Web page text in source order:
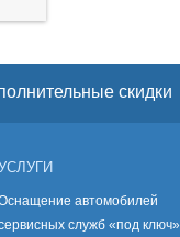
скидки
автомобилей
служб «под ключ»